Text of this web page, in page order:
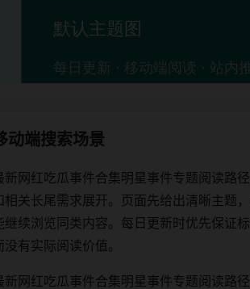
动端搜索场景
新网红吃瓜事件合集明星事件专题阅读路
相关长尾需求展开。页面先给出清晰主题
继续浏览同类内容。每日更新时优先保证
没有实际阅读价值。
新网红吃瓜事件合集明星事件专题阅读路